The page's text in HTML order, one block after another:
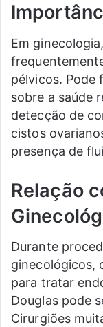
Em
pélvicos. Pode
sobre a saúde
detecção de
cistos
presença de
Relação
Durante
ginecológicos,
para tratar
Douglas pode
Cirurgiões